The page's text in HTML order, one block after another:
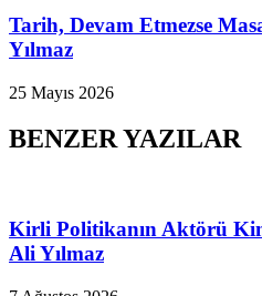
Tarih, Devam Etmezse
Yılmaz
25 Mayıs 2026
BENZER YAZILAR
Kirli Politikanın Aktörü
Ali Yılmaz